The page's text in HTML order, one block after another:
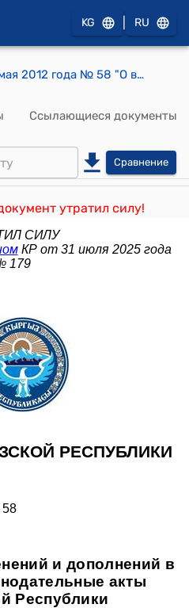
KG RU
Закон КР от 18 мая 2012 года № 58 "О внесении изменений и дополнений в некоторые законодательные акты Кыргызской Республики"
Ссылающиеся документы
Сравнение
утратил силу!